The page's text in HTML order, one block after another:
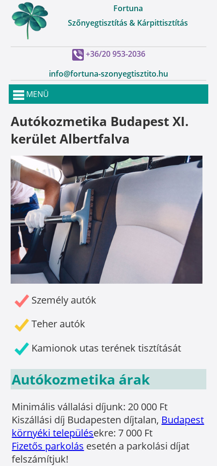
Fortuna
Szőnyegtisztítás & Kárpittisztítás
+36/20 953-2036
info@fortuna-szonyegtisztito.hu
MENÜ
Autókozmetika Budapest XI.
kerület Albertfalva
Személy autók
Teher autók
Kamionok utas terének tisztítását
Autókozmetika árak
Minimális vállalási díjunk: 20 000 Ft
Kiszállási díj Budapesten díjtalan, Budapest
környéki településekre: 7 000 Ft
Fizetős parkolás esetén a parkolási díjat
felszámítjuk!